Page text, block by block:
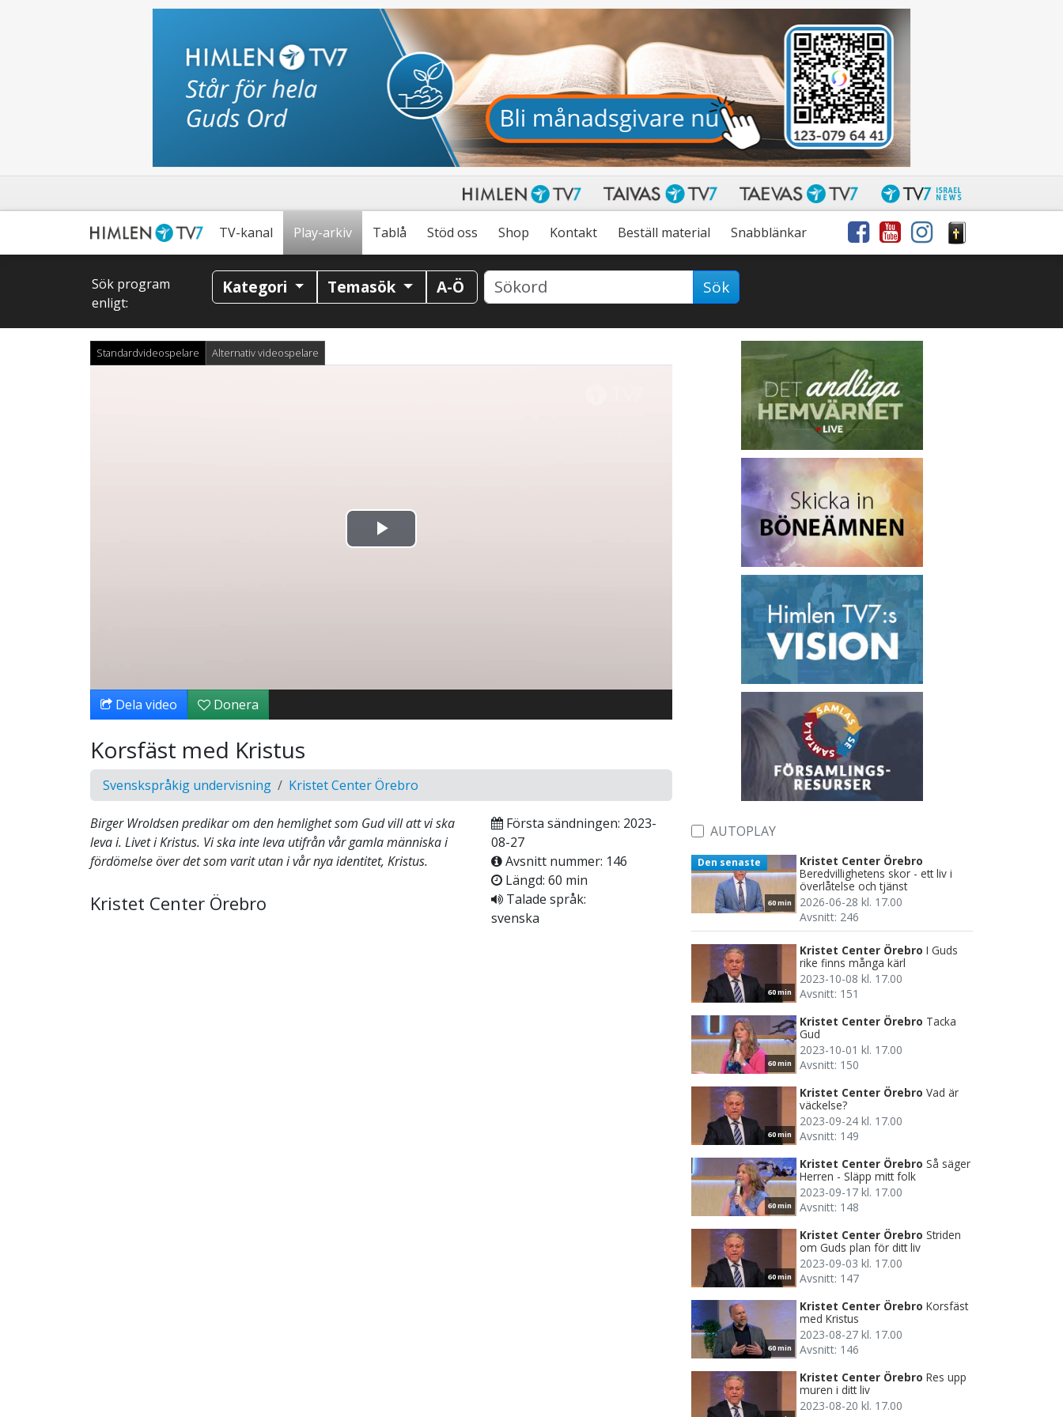
TV-kanal Play-arkiv Tablå Stöd oss Shop Kontakt Beställ material Snabblänkar
Sök program
enligt:
Kategori Temasök A-Ö Sök
Standardvideospelare Alternativ videospelare
Spela
Dela video Donera
Korsfäst med Kristus
Svenskspråkig undervisning Kristet Center Örebro
Birger Wroldsen predikar om den hemlighet som Gud vill att vi ska
leva i. Livet i Kristus. Vi ska inte leva utifrån vår gamla människa i
fördömelse över det som varit utan i vår nya identitet, Kristus.
Kristet Center Örebro
Första sändningen: 2023-
08-27
Avsnitt nummer: 146
Längd: 60 min
Talade språk:
svenska
AUTOPLAY
60 min
Den senaste
Kristet Center Örebro
Beredvillighetens skor - ett liv i
överlåtelse och tjänst
2026-06-28 kl. 17.00
Avsnitt: 246
60 min
Kristet Center Örebro I Guds
rike finns många kärl
2023-10-08 kl. 17.00
Avsnitt: 151
60 min
Kristet Center Örebro Tacka
Gud
2023-10-01 kl. 17.00
Avsnitt: 150
60 min
Kristet Center Örebro Vad är
väckelse?
2023-09-24 kl. 17.00
Avsnitt: 149
60 min
Kristet Center Örebro Så säger
Herren - Släpp mitt folk
2023-09-17 kl. 17.00
Avsnitt: 148
60 min
Kristet Center Örebro Striden
om Guds plan för ditt liv
2023-09-03 kl. 17.00
Avsnitt: 147
60 min
Kristet Center Örebro Korsfäst
med Kristus
2023-08-27 kl. 17.00
Avsnitt: 146
Kristet Center Örebro Res upp
muren i ditt liv
2023-08-20 kl. 17.00